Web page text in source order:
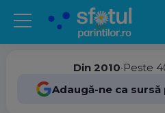
Din 2010•Peste
Adaugă-ne ca